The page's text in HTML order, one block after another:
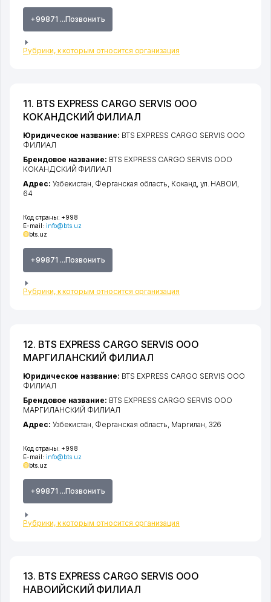
+99871 ...Позвонить
Рубрики, к которым относится организация
11. BTS EXPRESS CARGO SERVIS ООО
КОКАНДСКИЙ ФИЛИАЛ
Код страны: +998
E-mail: info@bts.uz
bts.uz
+99871 ...Позвонить
Рубрики, к которым относится организация
Юридическое название: BTS EXPRESS CARGO SERVIS ООО
ФИЛИАЛ
Брендовое название: BTS EXPRESS CARGO SERVIS ООО
КОКАНДСКИЙ ФИЛИАЛ
Адрес: Узбекистан, Ферганская область, Коканд, ул. НАВОИ,
64
12. BTS EXPRESS CARGO SERVIS ООО
МАРГИЛАНСКИЙ ФИЛИАЛ
Код страны: +998
E-mail: info@bts.uz
bts.uz
+99871 ...Позвонить
Рубрики, к которым относится организация
Юридическое название: BTS EXPRESS CARGO SERVIS ООО
ФИЛИАЛ
Брендовое название: BTS EXPRESS CARGO SERVIS ООО
МАРГИЛАНСКИЙ ФИЛИАЛ
Адрес: Узбекистан, Ферганская область, Маргилан, 326
13. BTS EXPRESS CARGO SERVIS ООО
НАВОИЙСКИЙ ФИЛИАЛ